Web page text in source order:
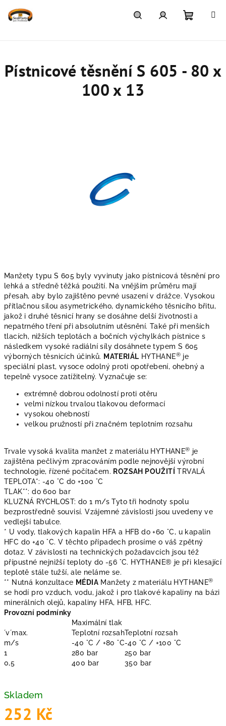
Manžety typu S 605 byly vyvinuty jako pístnicová těsnění pro
lehká a středně těžká použití. Na vnějším průměru mají
přesah, aby bylo zajištěno pevné usazení v drážce. Vysokou
přítlačnou silou asymetrického, dynamického těsnicího břitu,
jakož i druhé těsnicí hrany se dosáhne delší životnosti a
nepatrného tření při absolutním utěsnění. Také při menších
tlacích, nižších teplotách a bočních výchylkách pístnice s
následkem vysoké radiální síly dosáhnete typem S 605
výborných těsnicích účinků. MATERIÁL HYTHANE® je
speciální plast, vysoce odolný proti opotřebení, ohebný a
tepelně vysoce zatížitelný. Vyznačuje se:
extrémně dobrou odolností proti otěru
velmi nízkou trvalou tlakovou deformací
vysokou ohebností
velkou pružností při značném teplotním rozsahu
Trvale vysoká kvalita manžet z materiálu HYTHANE® je
zajištěna pečlivým zpracováním podle nejnovější výrobní
technologie, řízené počítačem. ROZSAH POUŽITÍ TRVALÁ
TEPLOTA*: -40 °C do +100 °C
TLAK**: do 600 bar
KLUZNÁ RYCHLOST: do 1 m/s Tyto tři hodnoty spolu
bezprostředně souvisí. Vzájemné závislosti jsou uvedeny ve
vedlejší tabulce.
* U vody, tlakových kapalin HFA a HFB do +60 °C, u kapalin
HFC do +40 °C. V těchto případech prosíme o váš zpětný
dotaz. V závislosti na technických požadavcích jsou též
přípustné nejnižší teploty do -56 °C. HYTHANE® je při klesající
teplotě stále tužší, ale neláme se.
** Nutná konzultace MÉDIA Manžety z materiálu HYTHANE®
se hodí pro vzduch, vodu, jakož i pro tlakové kapaliny na bázi
minerálních olejů, kapaliny HFA, HFB, HFC.
Provozní podmínky
Maximální tlak
´v´max.
Teplotní rozsahTeplotní rozsah
m/s
-40 °C / +80 °C-40 °C / +100 °C
1
280 bar
250 bar
0,5
400 bar 350 bar
Skladem
252 Kč
Pístnicové těsnění S 605 - 80 x
100 x 13